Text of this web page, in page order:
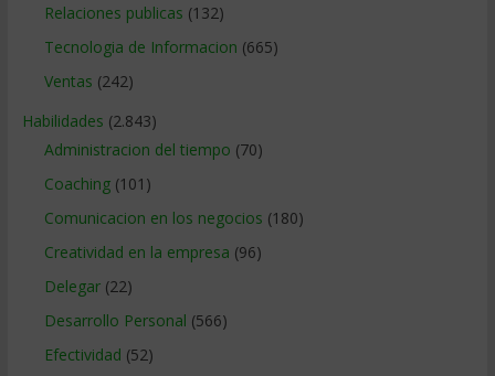
Relaciones publicas (132)
Tecnologia de Informacion (665)
Ventas (242)
Habilidades (2.843)
Administracion del tiempo (70)
Coaching(101)
Comunicacion en los negocios (180)
Creatividad en la empresa (96)
Delegar(22)
Desarrollo Personal (566)
Efectividad (52)